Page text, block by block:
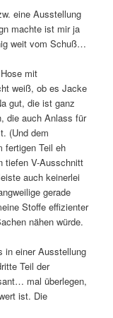
eine Ausstellung
machte ist mir ja
weit vom Schuß…
mit
weiß, ob es Jacke
gut, die ist ganz
die auch Anlass für
(Und dem
fertigen Teil eh
tiefen V-Ausschnitt
auch keinerlei
gerade
Stoffe effizienter
nähen würde.
in einer Ausstellung
Teil der
mal überlegen,
ist. Die